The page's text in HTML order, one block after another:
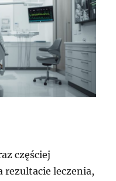
częściej
leczenia,